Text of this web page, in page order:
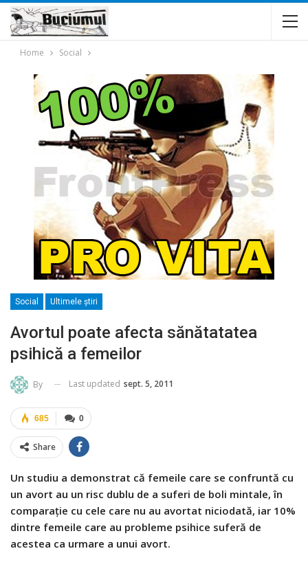
Home Social
Social Ultimele ştiri
Avortul poate afecta sănătatatea
psihică a femeilor
By Last updated sept. 5, 2011
0
685
Share
Un studiu a demonstrat că femeile care se confruntă cu
un avort au un risc dublu de a suferi de boli mintale, în
comparaţie cu cele care nu au avortat niciodată, iar 10%
dintre femeile care au probleme psihice suferă de
acestea ca urmare a unui avort.